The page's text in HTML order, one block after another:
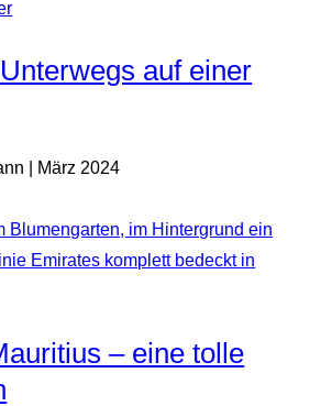
auf einer
| März 2024
– eine tolle